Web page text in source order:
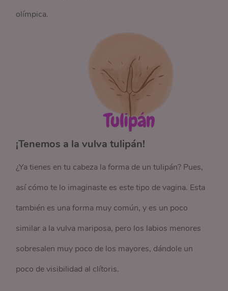
olímpica.
¡Tenemos a la vulva tulipán!
¿Ya tienes en tu cabeza la forma de un tulipán? Pues,
así cómo te lo imaginaste es este tipo de vagina. Esta
también es una forma muy común, y es un poco
similar a la vulva mariposa, pero los labios menores
sobresalen muy poco de los mayores, dándole un
poco de visibilidad al clítoris.